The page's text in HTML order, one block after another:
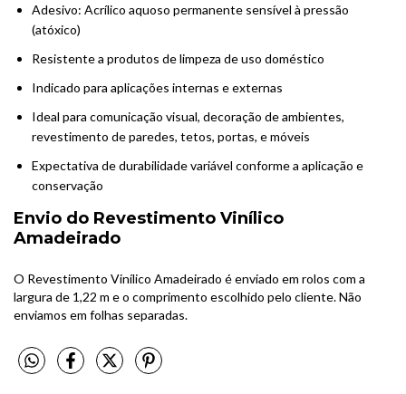
Adesivo: Acrílico aquoso permanente sensível à pressão
(atóxico)
Resistente a produtos de limpeza de uso doméstico
Indicado para aplicações internas e externas
Ideal para comunicação visual, decoração de ambientes,
revestimento de paredes, tetos, portas, e móveis
Expectativa de durabilidade variável conforme a aplicação e
conservação
Envio do Revestimento Vinílico
Amadeirado
O Revestimento Vinílico Amadeirado é enviado em rolos com a
largura de 1,22 m e o comprimento escolhido pelo cliente. Não
enviamos em folhas separadas.